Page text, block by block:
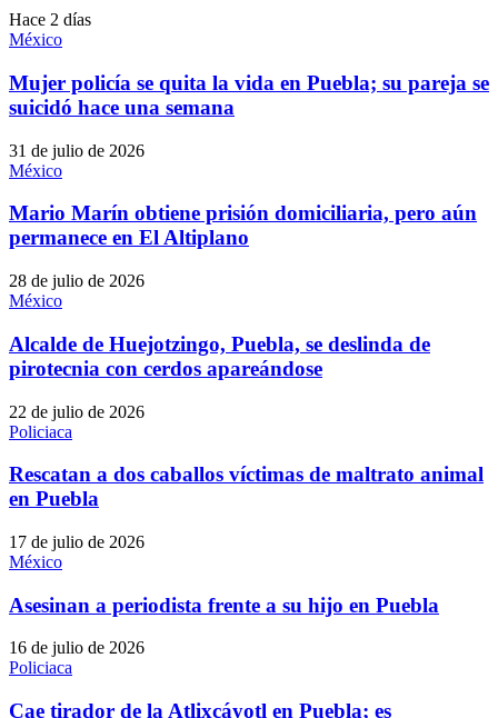
Hace 2 días
México
Mujer policía se quita la vida en Puebla; su pareja se
suicidó hace una semana
31 de julio de 2026
México
Mario Marín obtiene prisión domiciliaria, pero aún
permanece en El Altiplano
28 de julio de 2026
México
Alcalde de Huejotzingo, Puebla, se deslinda de
pirotecnia con cerdos apareándose
22 de julio de 2026
Policiaca
Rescatan a dos caballos víctimas de maltrato animal
en Puebla
17 de julio de 2026
México
Asesinan a periodista frente a su hijo en Puebla
16 de julio de 2026
Policiaca
Cae tirador de la Atlixcáyotl en Puebla; es